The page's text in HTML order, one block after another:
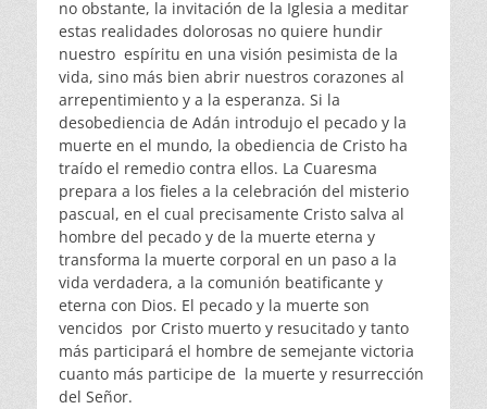
no obstante, la invitación de la Iglesia a meditar
estas realidades dolorosas no quiere hundir
nuestro espíritu en una visión pesimista de la
vida, sino más bien abrir nuestros corazones al
arrepentimiento y a la esperanza. Si la
desobediencia de Adán introdujo el pecado y la
muerte en el mundo, la obediencia de Cristo ha
traído el remedio contra ellos. La Cuaresma
prepara a los fieles a la celebración del misterio
pascual, en el cual precisamente Cristo salva al
hombre del pecado y de la muerte eterna y
transforma la muerte corporal en un paso a la
vida verdadera, a la comunión beatificante y
eterna con Dios. El pecado y la muerte son
vencidos por Cristo muerto y resucitado y tanto
más participará el hombre de semejante victoria
cuanto más participe de la muerte y resurrección
del Señor.